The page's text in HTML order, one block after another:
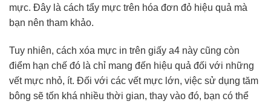
mực. Đây là cách tẩy mực trên hóa đơn đỏ hiệu quả mà
bạn nên tham khảo.
Tuy nhiên, cách xóa mực in trên giấy a4 này cũng còn
điểm hạn chế đó là chỉ mang đến hiệu quả đối với những
vết mực nhỏ, ít. Đối với các vết mực lớn, việc sử dụng tăm
bông sẽ tốn khá nhiều thời gian, thay vào đó, bạn có thể